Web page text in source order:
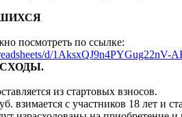
посмотреть по ссылке:
d/
из стартовых взносов.
взимается с участников 18 лет и